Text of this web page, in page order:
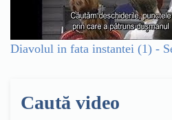
Diavolul in fata instantei (1) -
Caută video